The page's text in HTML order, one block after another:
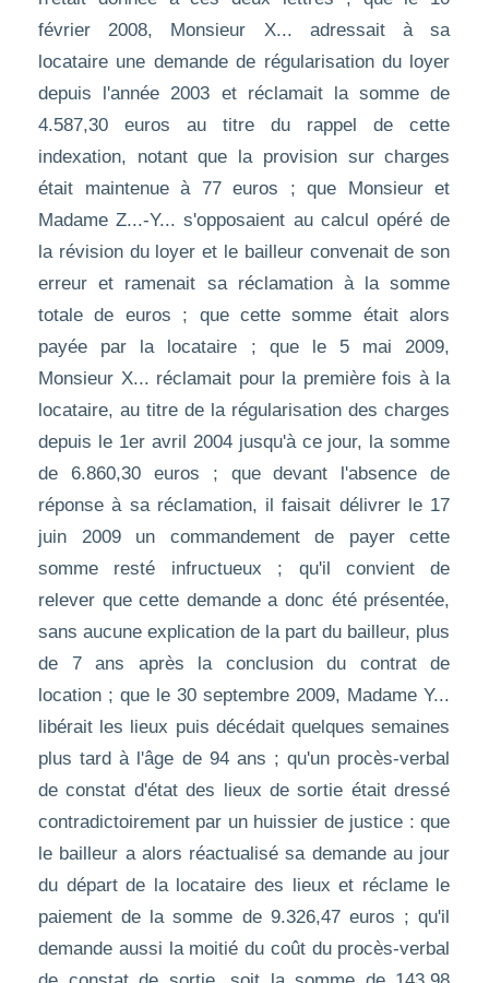
février 2008, Monsieur X... adressait à sa
locataire une demande de régularisation du loyer
depuis l'année 2003 et réclamait la somme de
4.587,30 euros au titre du rappel de cette
indexation, notant que la provision sur charges
était maintenue à 77 euros ; que Monsieur et
Madame Z...-Y... s'opposaient au calcul opéré de
la révision du loyer et le bailleur convenait de son
erreur et ramenait sa réclamation à la somme
totale de euros ; que cette somme était alors
payée par la locataire ; que le 5 mai 2009,
Monsieur X... réclamait pour la première fois à la
locataire, au titre de la régularisation des charges
depuis le 1er avril 2004 jusqu'à ce jour, la somme
de 6.860,30 euros ; que devant l'absence de
réponse à sa réclamation, il faisait délivrer le 17
juin 2009 un commandement de payer cette
somme resté infructueux ; qu'il convient de
relever que cette demande a donc été présentée,
sans aucune explication de la part du bailleur, plus
de 7 ans après la conclusion du contrat de
location ; que le 30 septembre 2009, Madame Y...
libérait les lieux puis décédait quelques semaines
plus tard à l'âge de 94 ans ; qu'un procès-verbal
de constat d'état des lieux de sortie était dressé
contradictoirement par un huissier de justice : que
le bailleur a alors réactualisé sa demande au jour
du départ de la locataire des lieux et réclame le
paiement de la somme de 9.326,47 euros ; qu'il
demande aussi la moitié du coût du procès-verbal